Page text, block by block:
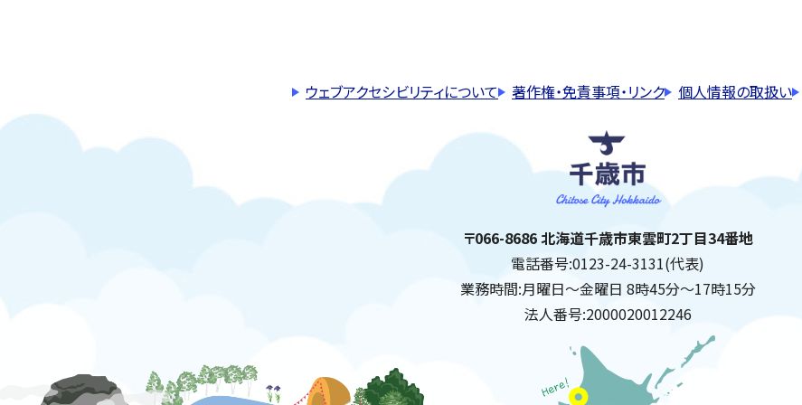
ウェブアクセシビリティについて 著作権・免責事項・リンク 個人情報の取扱い
千歳市
住所:
〒066-8686 北海道千歳市東雲町2丁目34番地
電話番号:0123-24-3131(代表)
業務時間:月曜日～金曜日 8時45分～17時15分
法人番号:2000020012246